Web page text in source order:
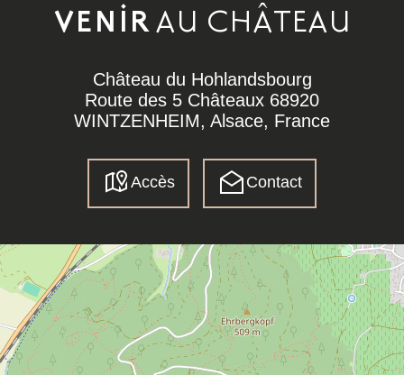
VENIRAU CHÂTEAU
Château du Hohlandsbourg
Route des 5 Châteaux 68920
WINTZENHEIM, Alsace, France
Accès Contact